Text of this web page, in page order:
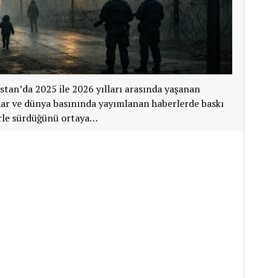
2025 ile 2026 yılları arasında yaşanan
ve dünya basınında yayımlanan haberlerde baskı
sürdüğünü ortaya…